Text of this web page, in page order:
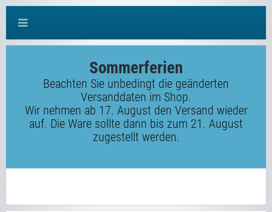
Sommerferien
Beachten Sie unbedingt die geänderten
Versanddaten im Shop.
Wir nehmen ab 17. August den Versand wieder
auf. Die Ware sollte dann bis zum 21. August
zugestellt werden.